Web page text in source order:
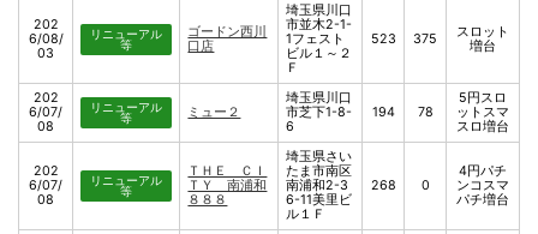
202
6/08/
03
リニューアル
等
ゴードン西川
口店
埼玉県川口
市並木2-1-
1フェスト
ビル１～２
Ｆ
523 375
スロット
増台
202
6/07/
08
リニューアル
等
ミュー２
埼玉県川口
市芝下1-8-
6
194 78
5円スロ
ットスマ
スロ増台
202
6/07/
08
リニューアル
等
ＴＨＥ ＣＩ
ＴＹ 南浦和
８８８
埼玉県さい
たま市南区
南浦和2-3
6-11美里ビ
ル１Ｆ
268 0
4円パチ
ンコスマ
パチ増台